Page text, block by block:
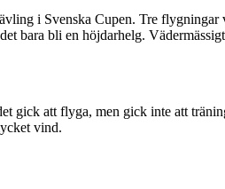
i Svenska Cupen. Tre flygningar
bara bli en höjdarhelg.
gick att flyga, men gick inte att
vind.